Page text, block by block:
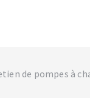
de pompes à